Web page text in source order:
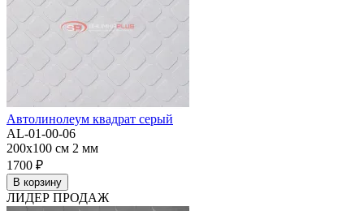
Автолинолеум квадрат серый
AL-01-00-06
200x100 см 2 мм
1700 ₽
В корзину
ЛИДЕР ПРОДАЖ